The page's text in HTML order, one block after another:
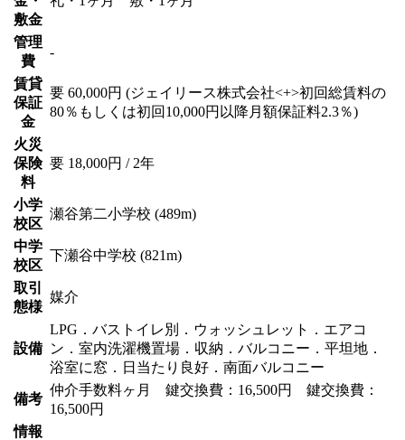
敷金
管理
費
-
賃貸
保証
金
要 60,000円 (ジェイリース株式会社<+>初回総賃料の
80％もしくは初回10,000円以降月額保証料2.3％)
火災
保険
料
要 18,000円 / 2年
小学
校区
瀬谷第二小学校 (489m)
中学
校区
下瀬谷中学校 (821m)
取引
態様
媒介
設備
LPG．バストイレ別．ウォッシュレット．エアコ
ン．室内洗濯機置場．収納．バルコニー．平坦地．
浴室に窓．日当たり良好．南面バルコニー
備考
仲介手数料ヶ月 鍵交換費：16,500円 鍵交換費：
16,500円
情報